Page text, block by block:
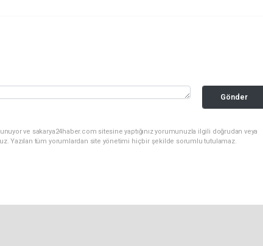
Gönder
ve sakarya24haber.com sitesine yaptığınız yorumunuzla ilgili doğrudan veya
Yazılan tüm yorumlardan site yönetimi hiçbir şekilde sorumlu tutulamaz.